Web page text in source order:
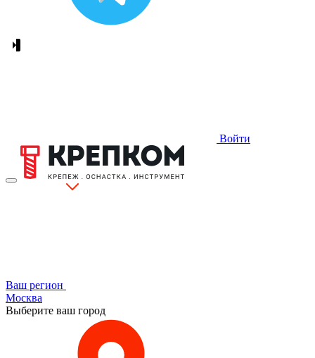
Войти
Ваш регион
Москва
Выберите ваш город